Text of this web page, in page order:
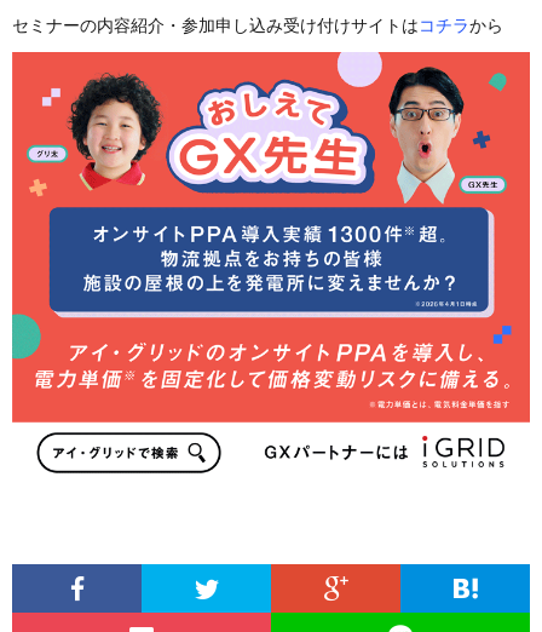
セミナーの内容紹介・参加申し込み受け付けサイトはコチラから